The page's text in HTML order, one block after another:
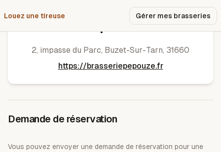
Louez une tireuse Gérer mes brasseries
Pépouze
2, impasse du Parc, Buzet-Sur-Tarn, 31660
https://brasseriepepouze.fr
Demande de réservation
Vous pouvez envoyer une demande de réservation pour une